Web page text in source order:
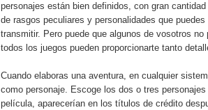
personajes están bien definidos, con gran cantidad
de rasgos peculiares y personalidades que puedes
transmitir. Pero puede que algunos de vosotros
todos los juegos pueden proporcionarte tanto
Cuando elaboras una aventura, en cualquier
como personaje. Escoge los dos o tres
película, aparecerían en los títulos de crédito